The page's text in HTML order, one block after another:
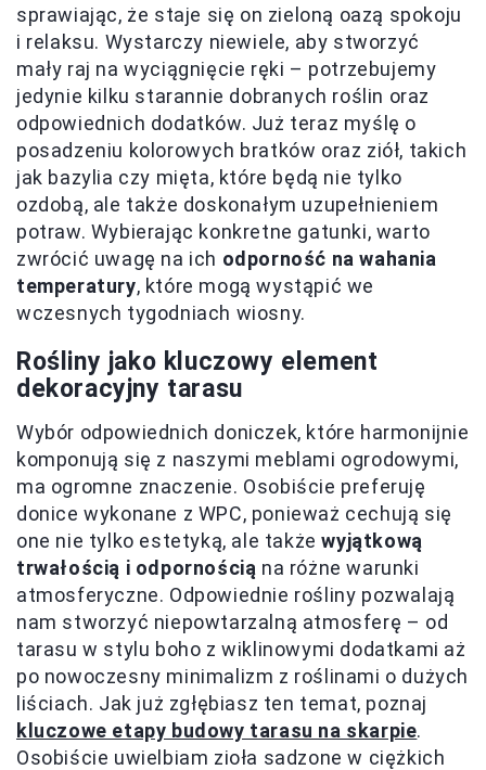
sprawiając, że staje się on zieloną oazą spokoju
i relaksu. Wystarczy niewiele, aby stworzyć
mały raj na wyciągnięcie ręki – potrzebujemy
jedynie kilku starannie dobranych roślin oraz
odpowiednich dodatków. Już teraz myślę o
posadzeniu kolorowych bratków oraz ziół, takich
jak bazylia czy mięta, które będą nie tylko
ozdobą, ale także doskonałym uzupełnieniem
potraw. Wybierając konkretne gatunki, warto
zwrócić uwagę na ich odporność na wahania
temperatury, które mogą wystąpić we
wczesnych tygodniach wiosny.
Rośliny jako kluczowy element
dekoracyjny tarasu
Wybór odpowiednich doniczek, które harmonijnie
komponują się z naszymi meblami ogrodowymi,
ma ogromne znaczenie. Osobiście preferuję
donice wykonane z WPC, ponieważ cechują się
one nie tylko estetyką, ale takżewyjątkową
trwałością i odpornością na różne warunki
atmosferyczne. Odpowiednie rośliny pozwalają
nam stworzyć niepowtarzalną atmosferę – od
tarasu w stylu boho z wiklinowymi dodatkami aż
po nowoczesny minimalizm z roślinami o dużych
liściach. Jak już zgłębiasz ten temat, poznaj
kluczowe etapy budowy tarasu na skarpie.
Osobiście uwielbiam zioła sadzone w ciężkich